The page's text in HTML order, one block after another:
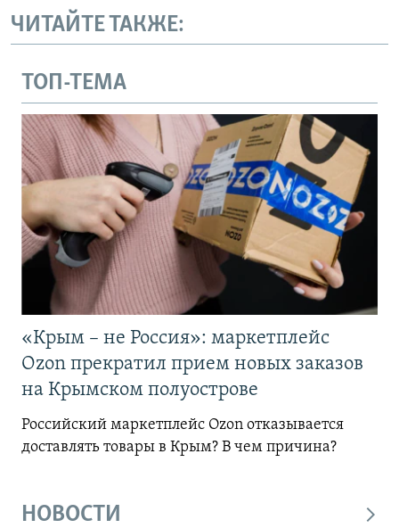
ЧИТАЙТЕ ТАКЖЕ:
ТОП-ТЕМА
«Крым – не Россия»: маркетплейс
Ozon прекратил прием новых заказов
на Крымском полуострове
Российский маркетплейс Ozon отказывается
доставлять товары в Крым? В чем причина?
НОВОСТИ